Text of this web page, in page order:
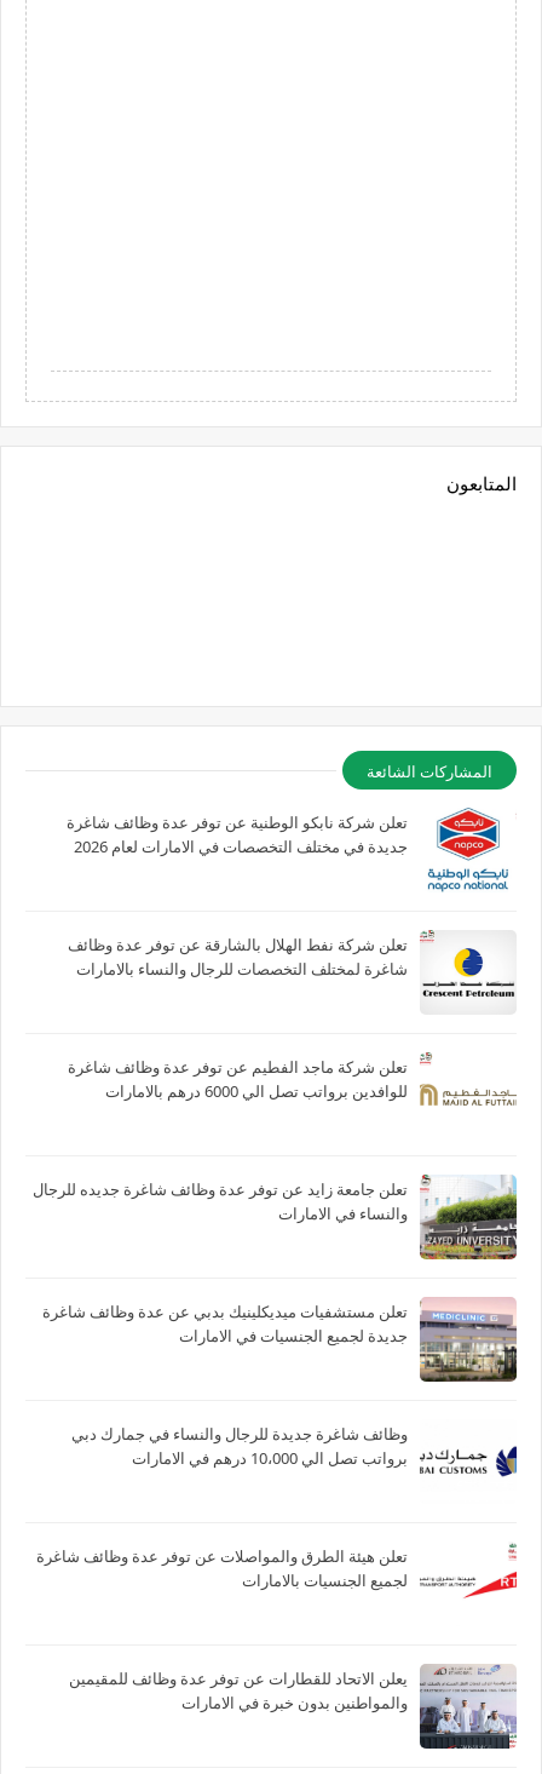
المتابعون
المشاركات الشائعة
تعلن شركة نابكو الوطنية عن توفر عدة وظائف شاغرة
جديدة في مختلف التخصصات في الامارات لعام 2026
تعلن شركة نفط الهلال بالشارقة عن توفر عدة وظائف
شاغرة لمختلف التخصصات للرجال والنساء بالامارات
تعلن شركة ماجد الفطيم عن توفر عدة وظائف شاغرة
للوافدين برواتب تصل الي 6000 درهم بالامارات
تعلن جامعة زايد عن توفر عدة وظائف شاغرة جديده للرجال
والنساء في الامارات
تعلن مستشفيات ميديكلينيك بدبي عن عدة وظائف شاغرة
جديدة لجميع الجنسيات في الامارات
وظائف شاغرة جديدة للرجال والنساء في جمارك دبي
برواتب تصل الي 10،000 درهم في الامارات
تعلن هيئة الطرق والمواصلات عن توفر عدة وظائف شاغرة
لجميع الجنسيات بالامارات
يعلن الاتحاد للقطارات عن توفر عدة وظائف للمقيمين
والمواطنين بدون خبرة في الامارات